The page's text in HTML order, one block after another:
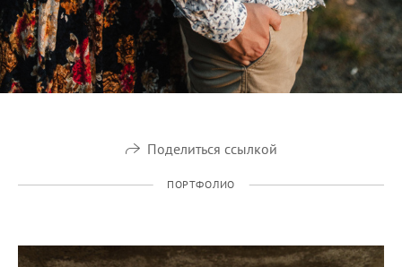
Поделиться ссылкой
ПОРТФОЛИО